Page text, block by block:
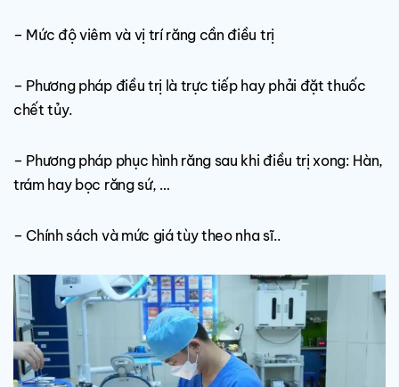
– Mức độ viêm và vị trí răng cần điều trị
– Phương pháp điều trị là trực tiếp hay phải đặt thuốc
chết tủy.
– Phương pháp phục hình răng sau khi điều trị xong: Hàn,
trám hay bọc răng sứ, …
– Chính sách và mức giá tùy theo nha sĩ..